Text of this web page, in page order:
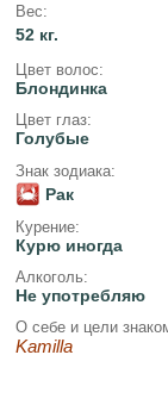
Вес:
52 кг.
Цвет волос:
Блондинка
Цвет глаз:
Голубые
Знак зодиака:
Рак
Курение:
Курю иногда
Алкоголь:
Не употребляю
О себе и цели
Kamilla